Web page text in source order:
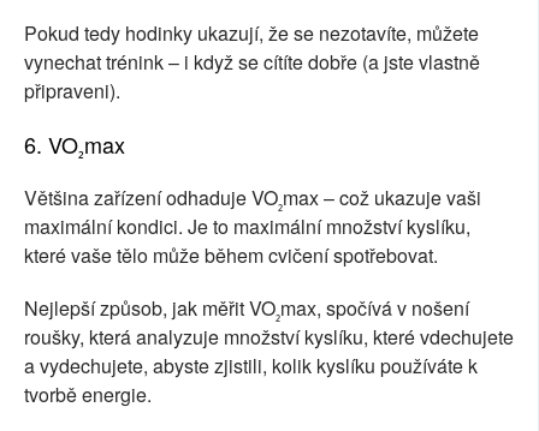
Pokud tedy hodinky ukazují, že se nezotavíte, můžete
vynechat trénink – i když se cítíte dobře (a jste vlastně
připraveni).
6. VO₂max
Většina zařízení odhaduje VO₂max – což ukazuje vaši
maximální kondici. Je to maximální množství kyslíku,
které vaše tělo může během cvičení spotřebovat.
Nejlepší způsob, jak měřit VO₂max, spočívá v nošení
roušky, která analyzuje množství kyslíku, které vdechujete
a vydechujete, abyste zjistili, kolik kyslíku používáte k
tvorbě energie.